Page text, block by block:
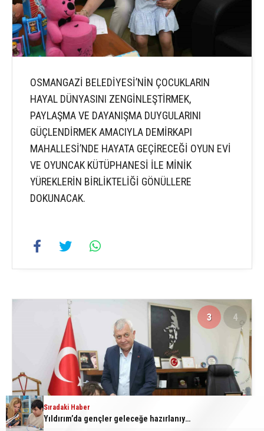
OSMANGAZİ BELEDİYESİ’NİN ÇOCUKLARIN
HAYAL DÜNYASINI ZENGİNLEŞTİRMEK,
PAYLAŞMA VE DAYANIŞMA DUYGULARINI
GÜÇLENDİRMEK AMACIYLA DEMİRKAPI
MAHALLESİ’NDE HAYATA GEÇİRECEĞİ OYUN EVİ
VE OYUNCAK KÜTÜPHANESİ İLE MİNİK
YÜREKLERİN BİRLİKTELİĞİ GÖNÜLLERE
DOKUNACAK.
3 4
Sıradaki Haber
Yıldırım’da gençler geleceğe hazırlanıyor